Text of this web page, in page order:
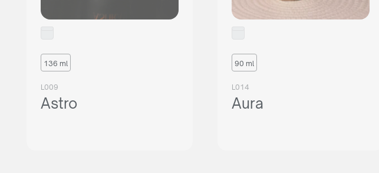
PRESTIGE LIJN
136 ml
L009
Astro
90 ml
L014
Aura